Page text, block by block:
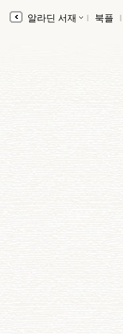
알라딘 서재 ｌ 북플 ｌ